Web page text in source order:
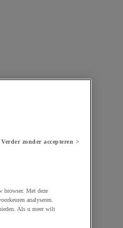
Verder zonder accepteren >
browser. Met deze
analyseren.
Als u meer wilt